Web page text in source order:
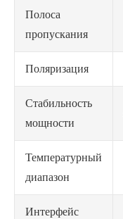
Полоса
пропускания
Поляризация
Стабильность
мощности
Температурный
диапазон
Интерфейс